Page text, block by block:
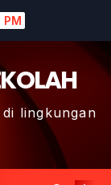
lingkungan